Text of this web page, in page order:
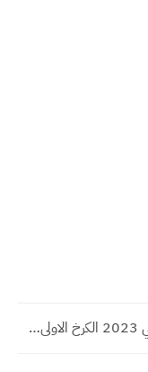
رابط التقديم على موظف اقتراع 2023 للانتخابات في العراق